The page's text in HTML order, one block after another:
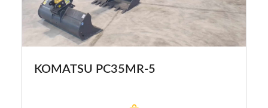
KOMATSU PC35MR-5